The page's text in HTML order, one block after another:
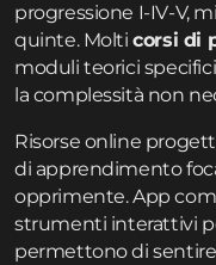
progressione I-IV-V,
quinte. Molticorsi di
moduli teorici
la complessità non
Risorse online
di apprendimento
opprimente. App
strumenti interattivi
permettono di